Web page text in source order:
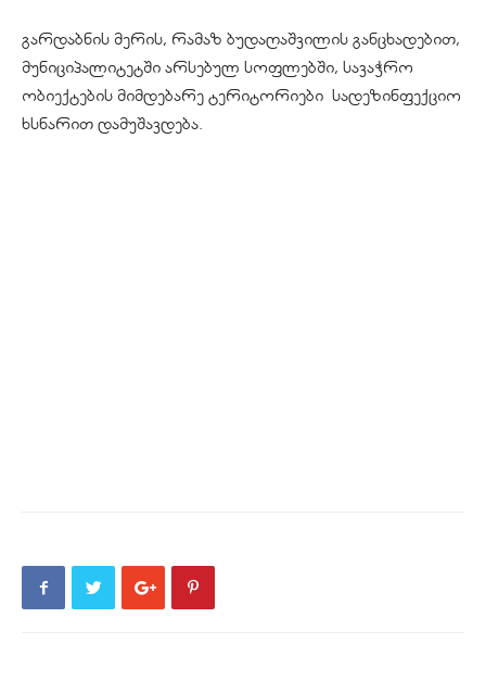
გარდაბნის მერის, რამაზ ბუდაღაშვილის განცხადებით,
მუნიციპალიტეტში არსებულ სოფლებში, სავაჭრო
ობიექტების მიმდებარე ტერიტორიები სადეზინფექციო
ხსნარით დამუშავდება.